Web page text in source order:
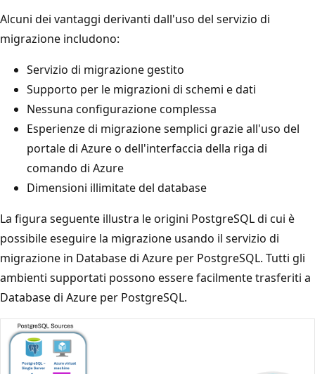
Alcuni dei vantaggi derivanti dall'uso del servizio di
migrazione includono:
Servizio di migrazione gestito
Supporto per le migrazioni di schemi e dati
Nessuna configurazione complessa
Esperienze di migrazione semplici grazie all'uso del
portale di Azure o dell'interfaccia della riga di
comando di Azure
Dimensioni illimitate del database
La figura seguente illustra le origini PostgreSQL di cui è
possibile eseguire la migrazione usando il servizio di
migrazione in Database di Azure per PostgreSQL. Tutti gli
ambienti supportati possono essere facilmente trasferiti a
Database di Azure per PostgreSQL.